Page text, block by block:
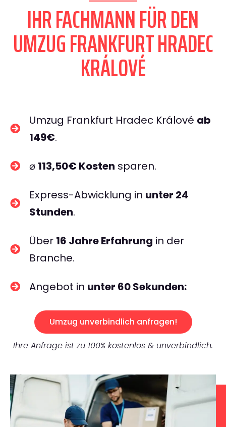
IHR FACHMANN FÜR DEN
UMZUG FRANKFURT HRADEC
KRÁLOVÉ
Umzug Frankfurt Hradec Králové ab
149€.
⌀ 113,50€ Kosten sparen.
Express-Abwicklung in unter 24
Stunden.
Über 16 Jahre Erfahrung in der
Branche.
Angebot in unter 60 Sekunden:
Umzug unverbindlich anfragen!
Ihre Anfrage ist zu 100% kostenlos & unverbindlich.